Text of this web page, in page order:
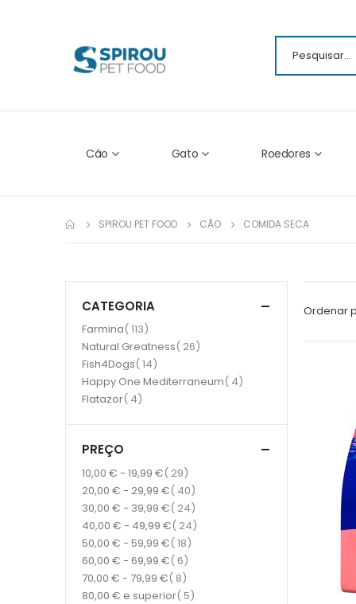
Cão Gato Roedores
SPIROU PET FOOD CÃO COMIDA SECA
Ordenar
CATEGORIA
Farmina 113item
Natural Greatness 26item
Fish4Dogs 14item
Happy One Mediterraneum 4item
Flatazor 4item
PREÇO
10,00 € - 19,99 € 29item
20,00 € - 29,99 € 40item
30,00 € - 39,99 € 24item
40,00 € - 49,99 € 24item
50,00 € - 59,99 € 18item
60,00 € - 69,99 € 6item
70,00 € - 79,99 € 8item
80,00 € e superior 5item